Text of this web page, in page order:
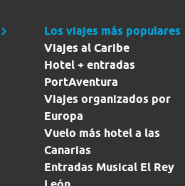
Los viajes más populares
Viajes al Caribe
Hotel + entradas
PortAventura
Viajes organizados por
Europa
Vuelo más hotel a las
Canarias
Entradas Musical El Rey